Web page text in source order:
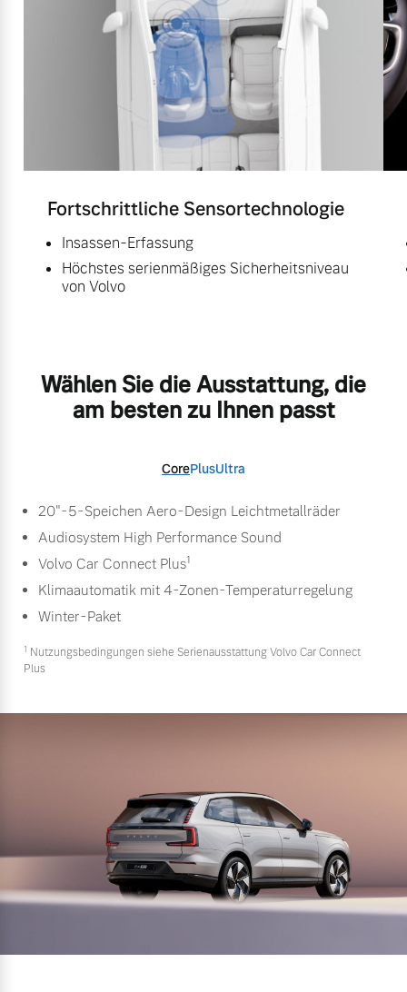
Fortschrittliche Sensortechnologie
Insassen-Erfassung
Höchstes serienmäßiges Sicherheitsniveau
von Volvo
Wählen Sie die Ausstattung, die
am besten zu Ihnen passt
CorePlusUltra
20"-5-Speichen Aero-Design Leichtmetallräder
Audiosystem High Performance Sound
Volvo Car Connect Plus1
Klimaautomatik mit 4-Zonen-Temperaturregelung
Winter-Paket
1 Nutzungsbedingungen siehe Serienausstattung Volvo Car Connect
Plus